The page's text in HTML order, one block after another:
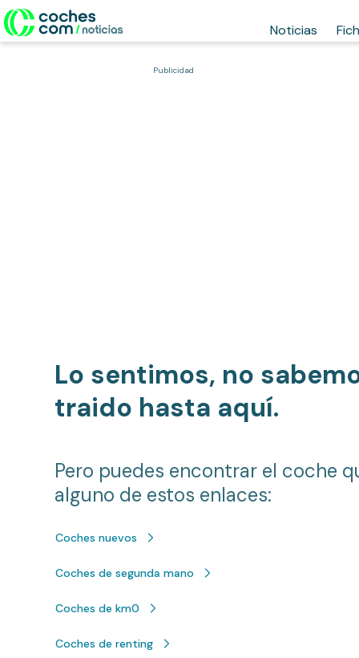
Noticias
Publicidad
Lo sentimos, no
traido hasta aquí.
Pero puedes encontrar el coche
alguno de estos enlaces:
Coches nuevos
Coches de segunda mano
Coches de km0
Coches de renting